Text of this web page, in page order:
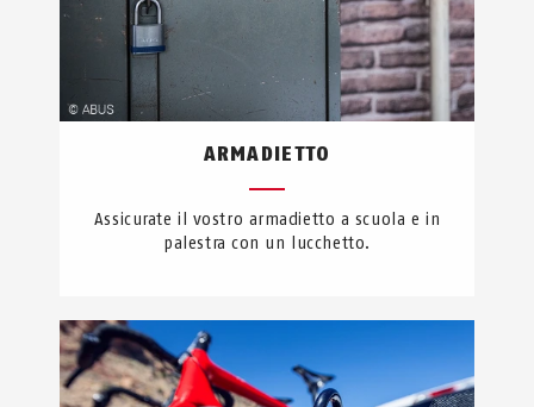
ARMADIETTO
Assicurate il vostro armadietto a scuola e in
palestra con un lucchetto.